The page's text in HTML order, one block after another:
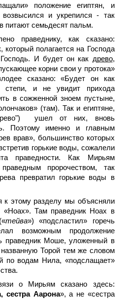
положение египтян, и
возвысился и укрепился - так
питают семьдесят пальм.
праведнику, как сказано:
который полагается на Господа
И будет он как древо,
корни свои у протока»
сказано: «Будет он как
степи, и не увидит прихода
в сожженной зноем пустыне,
(там). Так и египтяне,
ушел от них, вновь
Поэтому именно и главным
врав», большинство которых
горькие воды, сожалели
праведности. Как Мирьям
пророчеством, так
превратил горькие воды в
к этому разделу мы объясняли
«Ноах». Там праведник Ноах в
тейва») «подсластил» горечь
возможным продолжение
праведник Моше, уложенный в
названную Торой тем же словом
по водам Нила, «подслащает»
о Мирьям сказано здесь:
сестра Аарона», а не «сестра